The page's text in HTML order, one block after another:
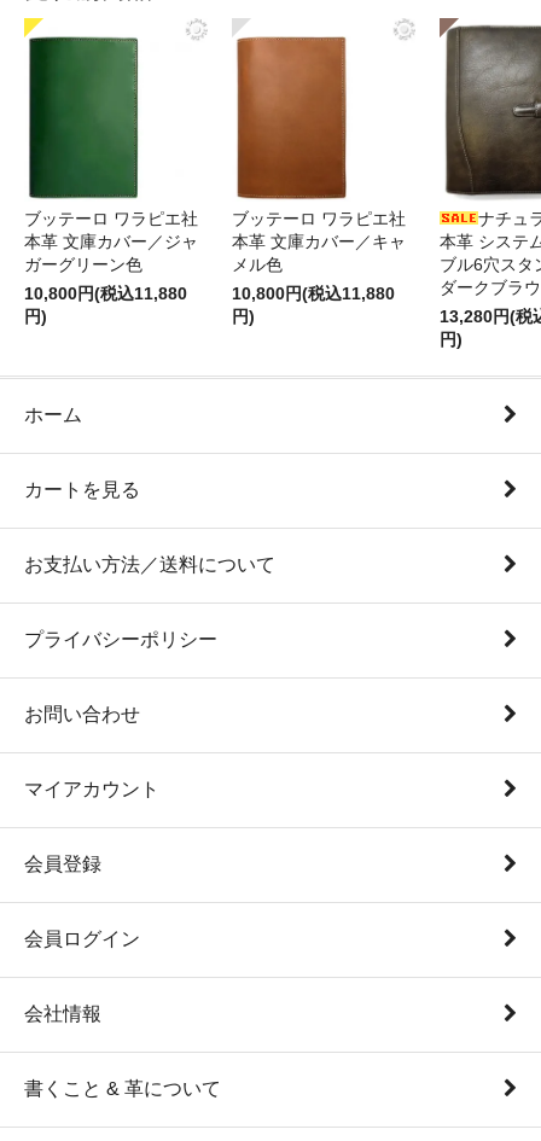
ブッテーロ ワラピエ社
本革 文庫カバー／ジャ
ガーグリーン色
10,800円(税込11,880
円)
ブッテーロ ワラピエ社
本革 文庫カバー／キャ
メル色
10,800円(税込11,880
円)
ナチュ
本革 システ
ブル6穴スタ
ダークブラ
13,280円(税
円)
ホーム
カートを見る
お支払い方法／送料について
プライバシーポリシー
お問い合わせ
マイアカウント
会員登録
会員ログイン
会社情報
書くこと & 革について